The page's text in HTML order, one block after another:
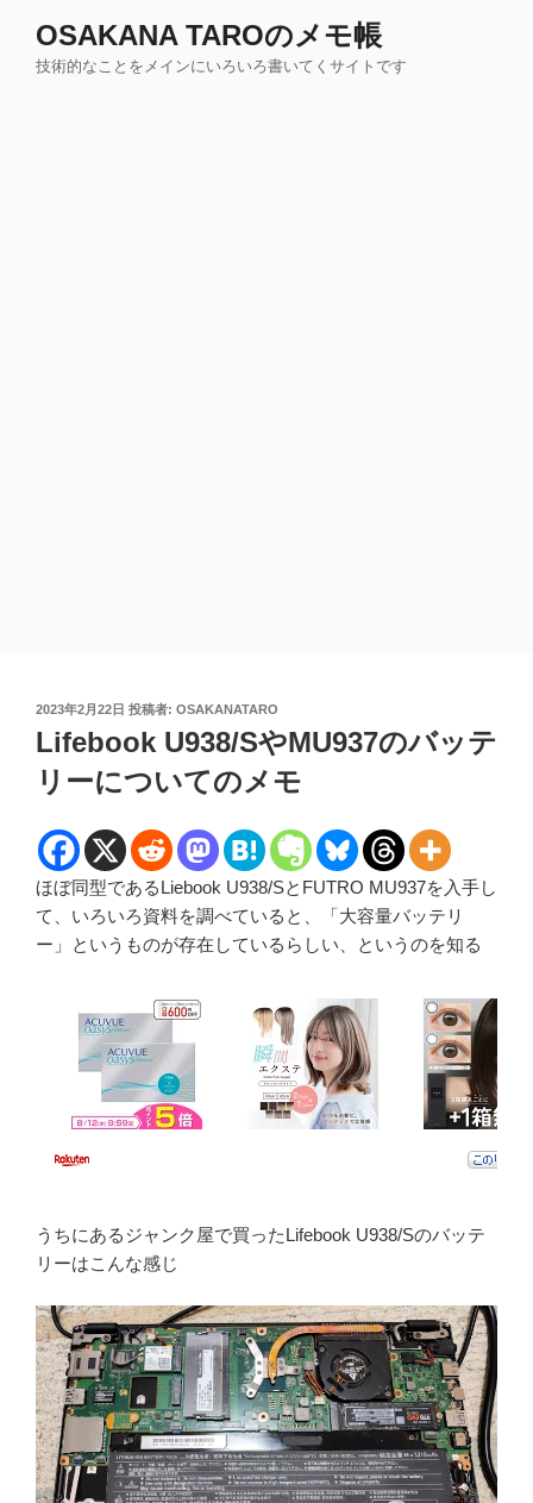
OSAKANA TAROのメモ帳
技術的なことをメインにいろいろ書いてくサイトです
投
稿
日:
2023年2月22日 投稿者: OSAKANATARO
Lifebook U938/SやMU937のバッテ
リーについてのメモ
ほぼ同型であるLiebook U938/SとFUTRO MU937を入手し
て、いろいろ資料を調べていると、「大容量バッテリ
ー」というものが存在しているらしい、というのを知る
うちにあるジャンク屋で買ったLifebook U938/Sのバッテ
リーはこんな感じ